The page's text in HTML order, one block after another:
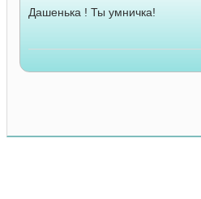
Дашенька ! Ты умничка!